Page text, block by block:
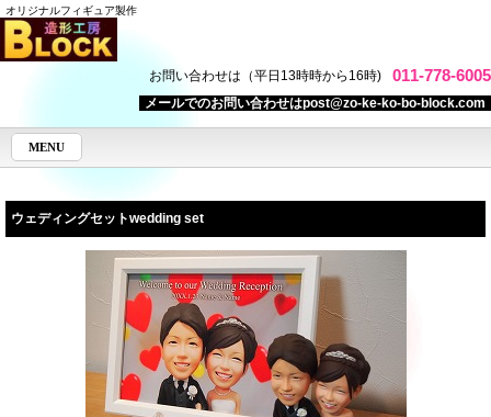
オリジナルフィギュア製作
お問い合わせは（平日13時時から16時) 011-778-6005
メールでのお問い合わせはpost@zo-ke-ko-bo-block.com
MENU
ウェディングセットwedding set